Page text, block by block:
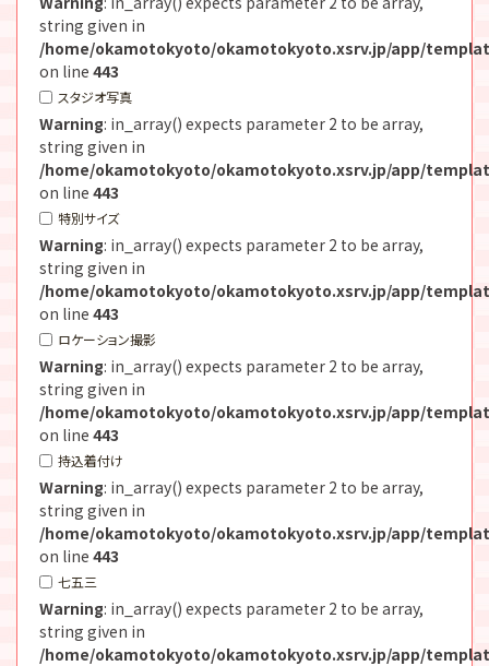
string given in
/home/okamotokyoto/okamotokyoto.xsrv.jp/app/
on line 443
スタジオ写真
Warning: in_array() expects parameter 2 to be array,
string given in
/home/okamotokyoto/okamotokyoto.xsrv.jp/app/
on line 443
特別サイズ
Warning: in_array() expects parameter 2 to be array,
string given in
/home/okamotokyoto/okamotokyoto.xsrv.jp/app/
on line 443
ロケーション撮影
Warning: in_array() expects parameter 2 to be array,
string given in
/home/okamotokyoto/okamotokyoto.xsrv.jp/app/
on line 443
持込着付け
Warning: in_array() expects parameter 2 to be array,
string given in
/home/okamotokyoto/okamotokyoto.xsrv.jp/app/
on line 443
七五三
Warning: in_array() expects parameter 2 to be array,
string given in
/home/okamotokyoto/okamotokyoto.xsrv.jp/app/